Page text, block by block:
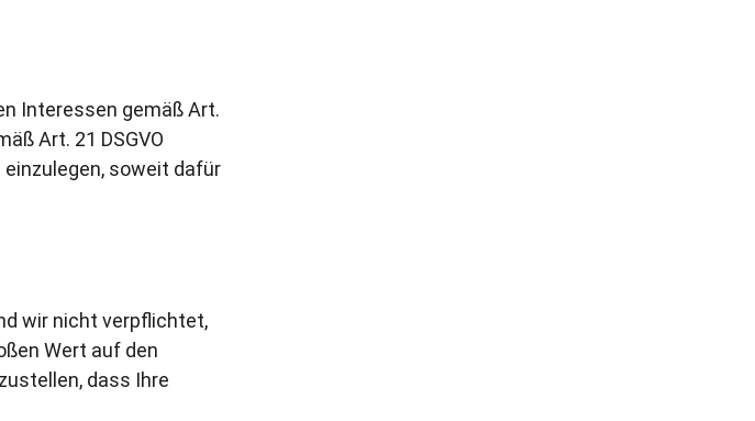
Interessen gemäß Art.
Art. 21 DSGVO
soweit dafür
wir nicht verpflichtet,
Wert auf den
dass Ihre